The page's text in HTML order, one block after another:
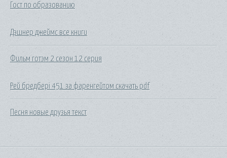
Гост по образованию
Дэшнер джеймс все книги
Фильм готэм 2 сезон 12 серия
Рей бредбері 451 за фаренгейтом скачать pdf
Песня новые друзья текст